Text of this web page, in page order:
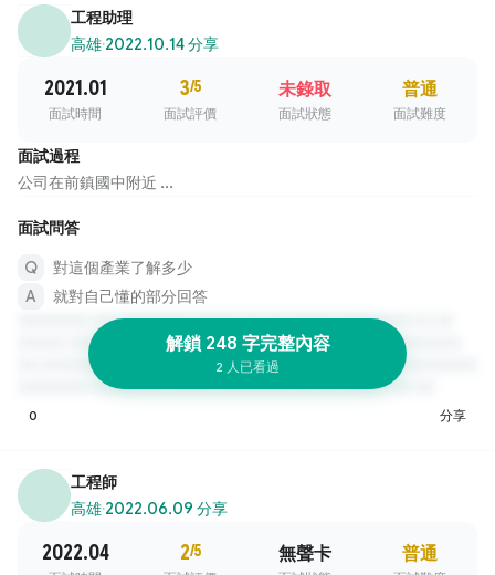
工程助理
高雄·2022.10.14 分享
2021.01
面試時間
3/5
面試評價
未錄取
面試狀態
普通
面試難度
面試過程
公司在前鎮國中附近 ...
面試問答
對這個產業了解多少
就對自己懂的部分回答
解鎖 248 字完整內容
2 人已看過
0 分享
工程師
高雄·2022.06.09 分享
2022.04 2/5 無聲卡 普通